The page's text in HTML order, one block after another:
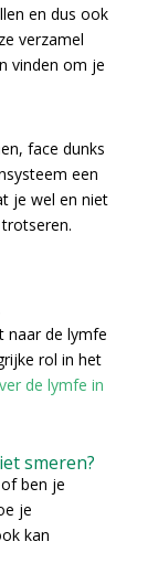
en dus ook
verzamel
vinden om je
face dunks
een
je wel en niet
naar de lymfe
rol in het
de lymfe in
smeren?
ben je
je
kan